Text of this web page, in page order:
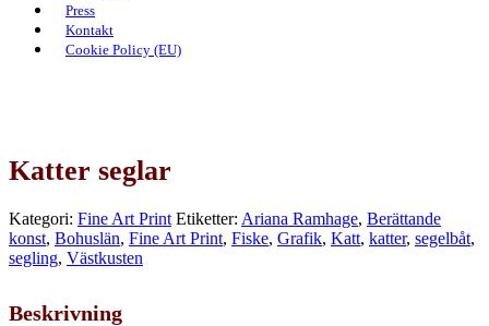
Press
Kontakt
Cookie Policy (EU)
Katter seglar
Kategori: Fine Art Print Etiketter: Ariana Ramhage, Berättande
konst, Bohuslän, Fine Art Print, Fiske, Grafik, Katt, katter, segelbåt,
segling, Västkusten
Beskrivning